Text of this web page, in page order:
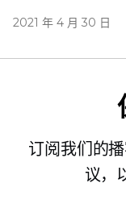
2021 年 4 月 30 日
订阅我们的
议，